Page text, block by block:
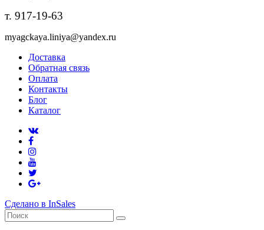
т. 917-19-63
myagckaya.liniya@yandex.ru
Доставка
Обратная связь
Оплата
Контакты
Блог
Каталог
Сделано в InSales